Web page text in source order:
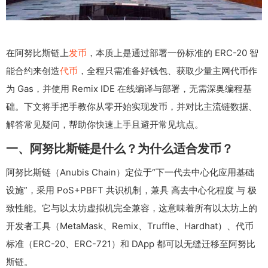
在阿努比斯链上发币 ，本质上是通过部署一份标准的 ERC-20 智
能合约来创造代币 ，全程只需准备好钱包、获取少量主网代币作
为 Gas，并使用 Remix IDE 在线编译与部署，无需深奥编程基
础。下文将手把手教你从零开始实现发币，并对比主流链数据、
解答常见疑问，帮助你快速上手且避开常见坑点。
一、阿努比斯链是什么？为什么适合发币？
阿努比斯链（Anubis Chain）定位于“下一代去中心化应用基础
设施”，采用 PoS+PBFT 共识机制，兼具 高去中心化程度 与 极
致性能。它与以太坊虚拟机完全兼容，这意味着所有以太坊上的
开发者工具（MetaMask、Remix、Truffle、Hardhat）、代币
标准（ERC-20、ERC-721）和 DApp 都可以无缝迁移至阿努比
斯链。